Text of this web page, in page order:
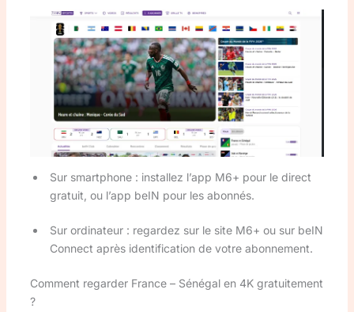
Sur smartphone : installez l’app M6+ pour le direct
gratuit, ou l’app beIN pour les abonnés.
Sur ordinateur : regardez sur le site M6+ ou sur beIN
Connect après identification de votre abonnement.
Comment regarder France – Sénégal en 4K gratuitement
?